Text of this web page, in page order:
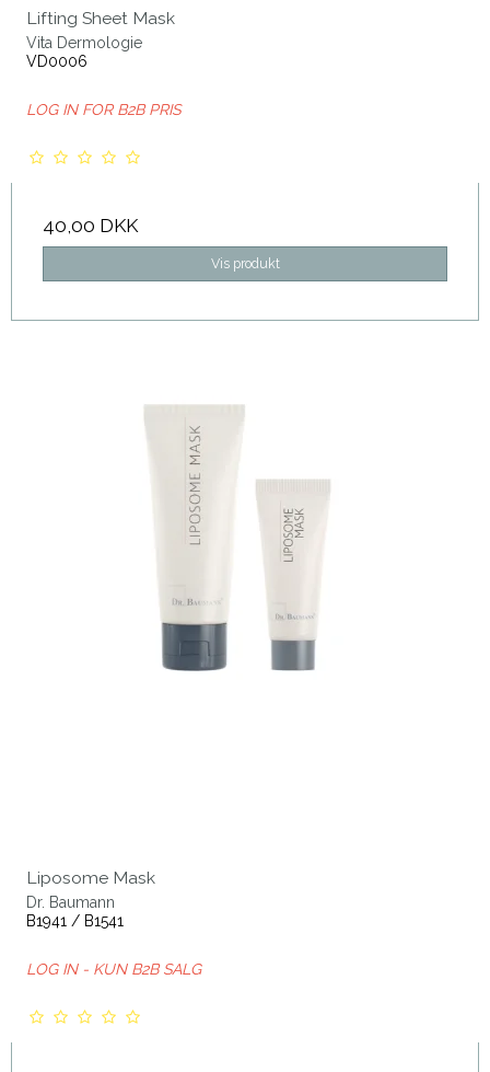
Lifting Sheet Mask
Vita Dermologie
VD0006
LOG IN FOR B2B PRIS
40,00 DKK
Vis produkt
Liposome Mask
Dr. Baumann
B1941 / B1541
LOG IN - KUN B2B SALG